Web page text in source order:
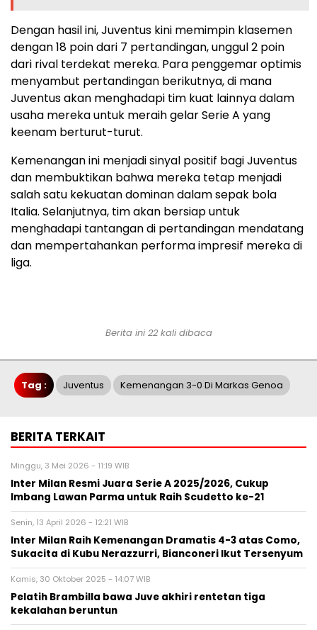
Dengan hasil ini, Juventus kini memimpin klasemen
dengan 18 poin dari 7 pertandingan, unggul 2 poin
dari rival terdekat mereka. Para penggemar optimis
menyambut pertandingan berikutnya, di mana
Juventus akan menghadapi tim kuat lainnya dalam
usaha mereka untuk meraih gelar Serie A yang
keenam berturut-turut.
Kemenangan ini menjadi sinyal positif bagi Juventus
dan membuktikan bahwa mereka tetap menjadi
salah satu kekuatan dominan dalam sepak bola
Italia. Selanjutnya, tim akan bersiap untuk
menghadapi tantangan di pertandingan mendatang
dan mempertahankan performa impresif mereka di
liga.
Berita ini 22 kali dibaca
Tag : Juventus Kemenangan 3-0 Di Markas Genoa
BERITA TERKAIT
Minggu, 3 Mei 2026 - 11:19 WIB
Inter Milan Resmi Juara Serie A 2025/2026, Cukup
Imbang Lawan Parma untuk Raih Scudetto ke-21
Senin, 13 April 2026 - 12:21 WIB
Inter Milan Raih Kemenangan Dramatis 4-3 atas Como,
Sukacita di Kubu Nerazzurri, Bianconeri Ikut Tersenyum
Kamis, 30 Oktober 2025 - 14:07 WIB
Pelatih Brambilla bawa Juve akhiri rentetan tiga
kekalahan beruntun